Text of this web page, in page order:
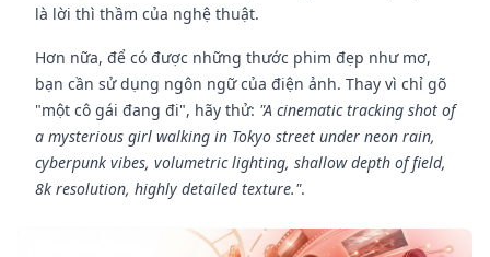
là lời thì thầm của nghệ thuật.
Hơn nữa, để có được những thước phim đẹp như mơ,
bạn cần sử dụng ngôn ngữ của điện ảnh. Thay vì chỉ gõ
"một cô gái đang đi", hãy thử: "A cinematic tracking shot of
a mysterious girl walking in Tokyo street under neon rain,
cyberpunk vibes, volumetric lighting, shallow depth of field,
8k resolution, highly detailed texture.".